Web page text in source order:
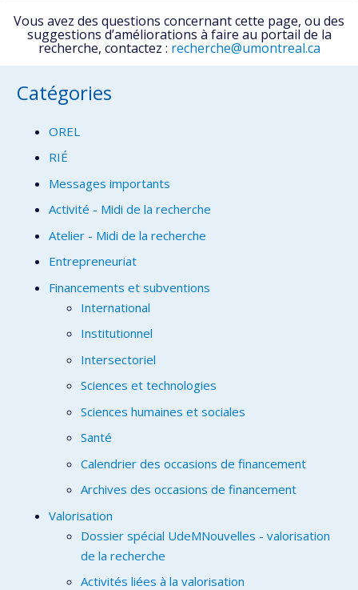
Vous avez des questions concernant cette page, ou des
suggestions d’améliorations à faire au portail de la
recherche, contactez : recherche@umontreal.ca
Catégories
OREL
RIÉ
Messages importants
Activité - Midi de la recherche
Atelier - Midi de la recherche
Entrepreneuriat
Financements et subventions
International
Institutionnel
Intersectoriel
Sciences et technologies
Sciences humaines et sociales
Santé
Calendrier des occasions de financement
Archives des occasions de financement
Valorisation
Dossier spécial UdeMNouvelles - valorisation
de la recherche
Activités liées à la valorisation